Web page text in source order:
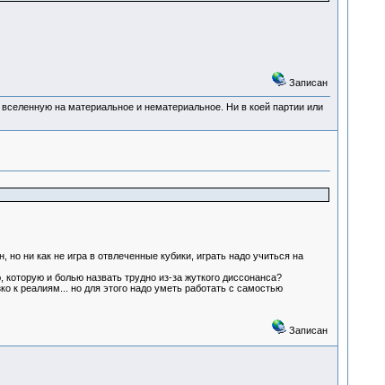
Записан
на материальное и нематериальное. Ни в коей партии или
ни как не игра в отвлеченные кубики, играть надо учиться на
и болью назвать трудно из-за жуткого диссонанса?
к реалиям... но для этого надо уметь работать с самостью
Записан